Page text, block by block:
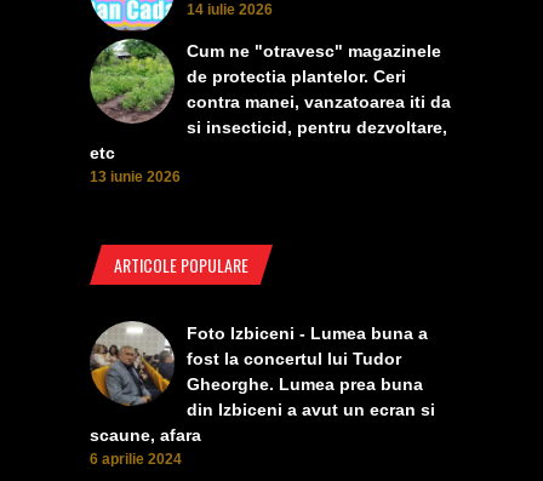
14 iulie 2026
Cum ne "otravesc" magazinele
de protectia plantelor. Ceri
contra manei, vanzatoarea iti da
si insecticid, pentru dezvoltare,
etc
13 iunie 2026
ARTICOLE POPULARE
Foto Izbiceni - Lumea buna a
fost la concertul lui Tudor
Gheorghe. Lumea prea buna
din Izbiceni a avut un ecran si
scaune, afara
6 aprilie 2024